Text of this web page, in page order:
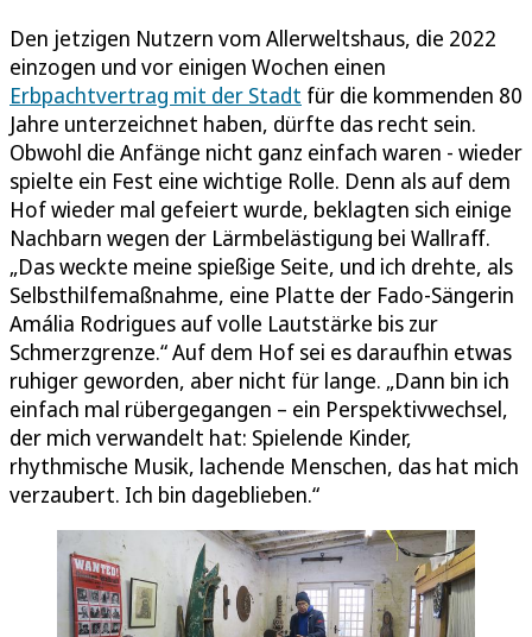
Den jetzigen Nutzern vom Allerweltshaus, die 2022
einzogen und vor einigen Wochen einen
Erbpachtvertrag mit der Stadt für die kommenden 80
Jahre unterzeichnet haben, dürfte das recht sein.
Obwohl die Anfänge nicht ganz einfach waren - wieder
spielte ein Fest eine wichtige Rolle. Denn als auf dem
Hof wieder mal gefeiert wurde, beklagten sich einige
Nachbarn wegen der Lärmbelästigung bei Wallraff.
„Das weckte meine spießige Seite, und ich drehte, als
Selbsthilfemaßnahme, eine Platte der Fado-Sängerin
Amália Rodrigues auf volle Lautstärke bis zur
Schmerzgrenze.“ Auf dem Hof sei es daraufhin etwas
ruhiger geworden, aber nicht für lange. „Dann bin ich
einfach mal rübergegangen – ein Perspektivwechsel,
der mich verwandelt hat: Spielende Kinder,
rhythmische Musik, lachende Menschen, das hat mich
verzaubert. Ich bin dageblieben.“